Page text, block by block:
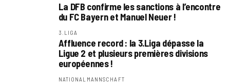
La DFB confirme les sanctions à l’encontre
du FC Bayern et Manuel Neuer !
3.LIGA
Affluence record : la 3.Liga dépasse la
Ligue 2 et plusieurs premières divisions
européennes !
NATIONALMANNSCHAFT